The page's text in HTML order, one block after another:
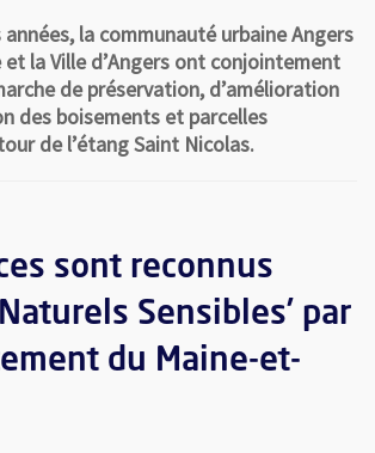
années, la communauté urbaine Angers
la Ville d’Angers ont conjointement
de préservation, d’amélioration
des boisements et parcelles
de l’étang Saint Nicolas.
sont reconnus
Sensibles’ par
du Maine-et-